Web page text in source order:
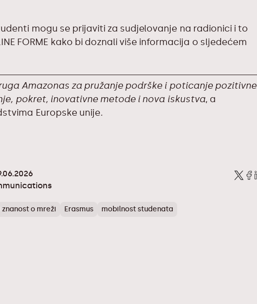
mogu se prijaviti za sudjelovanje na radionici i to
FORME kako bi doznali više informacija o sljedećem
Amazonas za pružanje podrške i poticanje pozitivne
pokret, inovativne metode i nova iskustva, a
Europske unije.
o mreži Erasmus mobilnost studenata